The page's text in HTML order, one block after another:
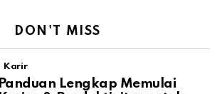
DON'T MISS
Karir
Panduan Lengkap Memulai